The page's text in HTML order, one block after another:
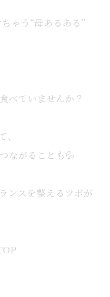
ゃう“母あるある”
べていませんか？
ながることも💦
ンスを整えるツボが